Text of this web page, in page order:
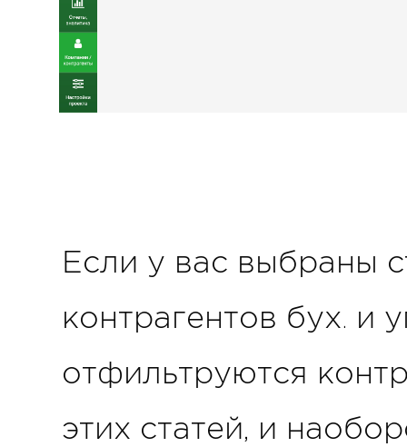
Если у вас выбраны
контрагентов бух. и
отфильтруются
этих статей, и